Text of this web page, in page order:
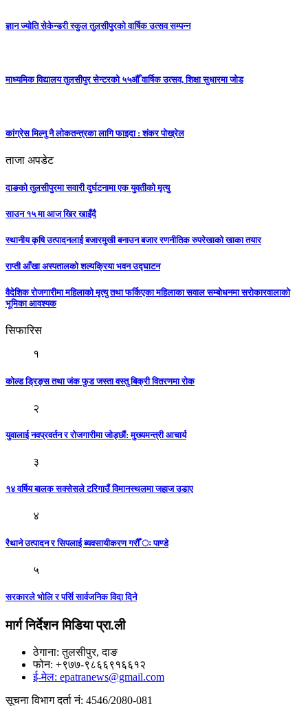
ज्ञान ज्योति सेकेन्डरी स्कुल तुलसीपुरको वार्षिक उत्सव सम्पन्न
माध्यमिक विद्यालय तुलसीपुर सेन्टरको ५५औँ वार्षिक उत्सव, शिक्षा सुधारमा जाेड
कांग्रेस मिल्नु नै लाेकतन्त्रका लागि फाइदा : शंकर पाेख्रेल
ताजा अपडेट
दाङको तुलसीपुरमा सवारी दुर्घटनामा एक युवतीको मृत्यु
साउन १५ मा आज खिर खाइँदै
स्थानीय कृषि उत्पादनलाई बजारमुखी बनाउन बजार रणनीतिक रुपरेखाको खाका तयार
राप्ती आँखा अस्पतालको शल्यक्रिया भवन उद्घाटन
वैदेशिक रोजगारीमा महिलाको मृत्यु तथा फर्किएका महिलाका सवाल सम्बोधनमा सरोकारवालाको
भूमिका आवश्यक
सिफारिस
१
कोल्ड ड्रिङ्स तथा जंक फुड जस्ता वस्तु बिक्री वितरणमा रोक
२
युवालाई नवप्रवर्तन र रोजगारीमा जोड्छाैं: मुख्यमन्त्री आचार्य
३
१४ वर्षिय बालक सक्सेसले टरिगाउँ विमानस्थलमा जहाज उडाए
४
रैथाने उत्पादन र सिपलाई ब्यवसायीकरण गरौँ ः पाण्डे
५
सरकारले भोलि र पर्सि सार्वजनिक विदा दिने
मार्ग निर्देशन मिडिया प्रा.ली
ठेगाना: तुलसीपुर, दाङ
फोन: +९७७-९८६६९१६६१२
ई-मेल: epatranews@gmail.com
सूचना विभाग दर्ता नं: 4546/2080-081